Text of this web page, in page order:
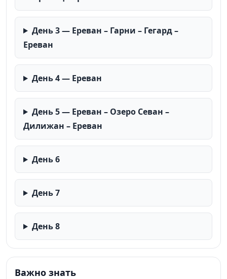
День 3 — Ереван – Гарни – Гегард –
Ереван
День 4 — Ереван
День 5 — Ереван – Озеро Севан –
Дилижан – Ереван
День 6
День 7
День 8
Важно знать